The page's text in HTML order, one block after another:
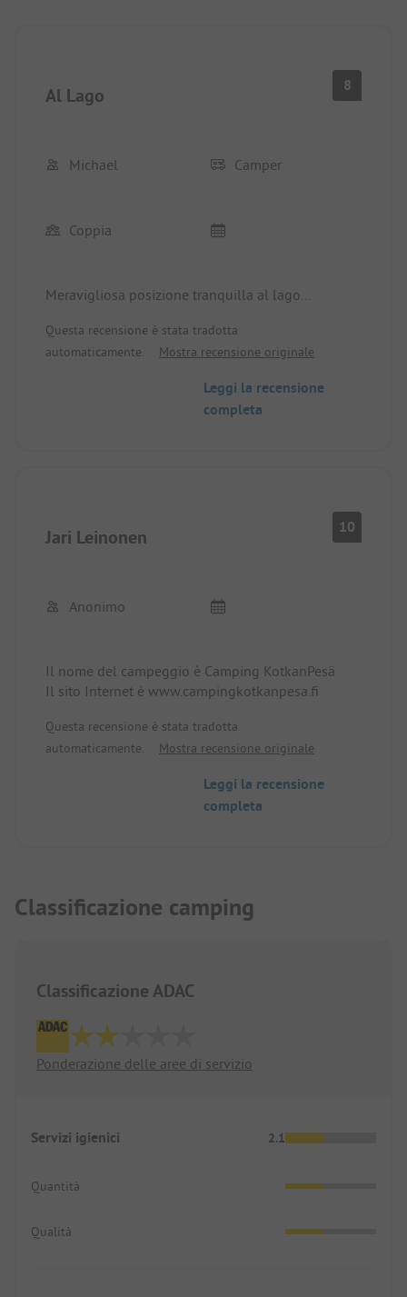
Al Lago 8
Michael Camper
Coppia
Meravigliosa posizione tranquilla al lago...
Questa recensione è stata tradotta
automaticamente.
Mostra recensione originale
Leggi la recensione
completa
Jari Leinonen 10
Anonimo
Il nome del campeggio è Camping KotkanPesä
Il sito Internet è www.campingkotkanpesa.fi
Questa recensione è stata tradotta
automaticamente.
Mostra recensione originale
Leggi la recensione
completa
Classificazione camping
Classificazione ADAC
Ponderazione delle aree di servizio
Servizi igienici 2.1
Quantità
Qualità